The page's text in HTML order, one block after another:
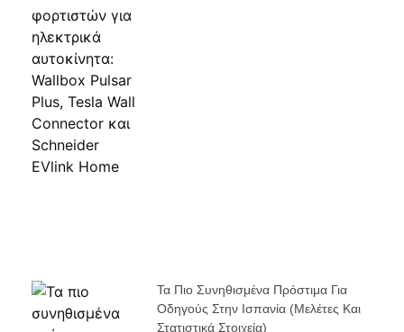
Τα Πιο Συνηθισμένα Πρόστιμα Για
Οδηγούς Στην Ισπανία (μελέτες Και
Στατιστικά Στοιχεία)